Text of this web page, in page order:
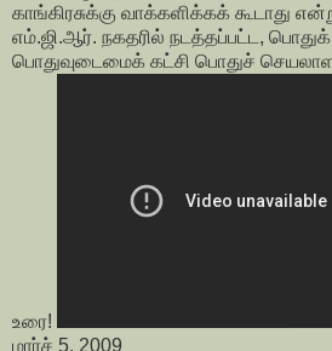
காங்கிரசுக்கு வாக்களிக்கக் கூடாது
எம்.ஜி.ஆர். நகதரில் நடத்தப்பட்ட,
பொதுவுடைமைக் கட்சி பொதுச்
உரை!
மார்ச் 5, 2009